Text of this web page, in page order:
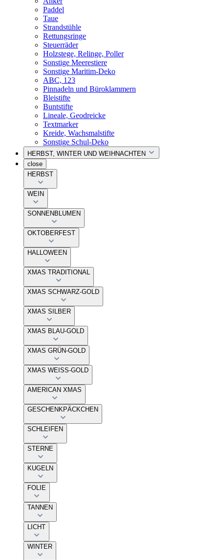
Paddel
Taue
Strandstühle
Rettungsringe
Steuerräder
Holzstege, Relinge, Poller
Sonstige Meerestiere
Sonstige Maritim-Deko
ABC, 123
Pinnadeln und Büroklammern
Bleistifte
Buntstifte
Lineale, Geodreicke
Textmarker
Kreide, Wachsmalstifte
Sonstige Schul-Deko
HERBST, WINTER UND WEIHNACHTEN
close
HERBST
WEIN
SONNENBLUMEN
OKTOBERFEST
HALLOWEEN
XMAS TRADITIONAL
XMAS SCHWARZ-GOLD
XMAS SILBER
XMAS BLAU-GOLD
XMAS GRÜN-GOLD
XMAS WEISS-GOLD
AMERICAN XMAS
GESCHENKPÄCKCHEN
SCHLEIFEN
STERNE
KUGELN
FOLIE
TANNEN
LICHT
WINTER